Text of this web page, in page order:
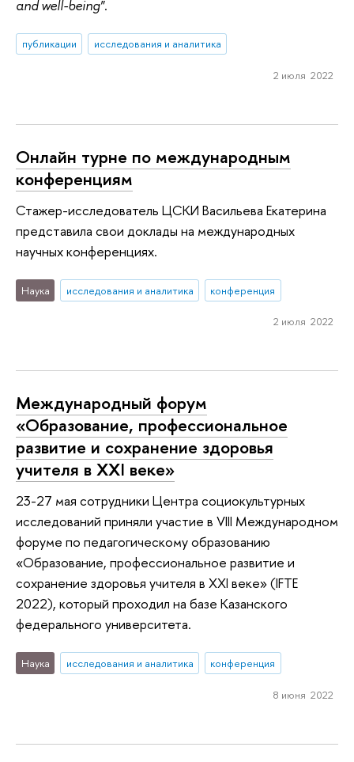
and well-being".
публикации исследования и аналитика
2 июля 2022
Онлайн турне по международным
конференциям
Стажер-исследователь ЦСКИ Васильева Екатерина
представила свои доклады на международных
научных конференциях.
Наука исследования и аналитика конференция
2 июля 2022
Международный форум
«Образование, профессиональное
развитие и сохранение здоровья
учителя в XXI веке»
23-27 мая сотрудники Центра социокультурных
исследований приняли участие в VIII Международном
форуме по педагогическому образованию
«Образование, профессиональное развитие и
сохранение здоровья учителя в XXI веке» (IFTE
2022), который проходил на базе Казанского
федерального университета.
Наука исследования и аналитика конференция
8 июня 2022